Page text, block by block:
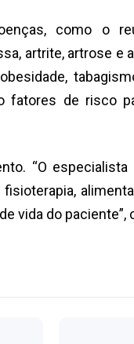
como o
artrite, artrose
de risco
“O
vida do paciente”,